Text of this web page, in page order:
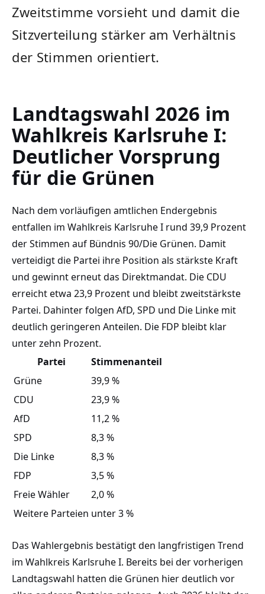
Zweitstimme vorsieht und damit die
Sitzverteilung stärker am Verhältnis
der Stimmen orientiert.
Landtagswahl 2026 im
Wahlkreis Karlsruhe I:
Deutlicher Vorsprung
für die Grünen
Nach dem vorläufigen amtlichen Endergebnis
entfallen im Wahlkreis Karlsruhe I rund 39,9 Prozent
der Stimmen auf Bündnis 90/Die Grünen. Damit
verteidigt die Partei ihre Position als stärkste Kraft
und gewinnt erneut das Direktmandat. Die CDU
erreicht etwa 23,9 Prozent und bleibt zweitstärkste
Partei. Dahinter folgen AfD, SPD und Die Linke mit
deutlich geringeren Anteilen. Die FDP bleibt klar
unter zehn Prozent.
Partei
Stimmenanteil
Grüne
39,9 %
CDU
23,9 %
AfD
11,2 %
SPD
8,3 %
Die Linke
8,3 %
FDP
3,5 %
Freie Wähler
2,0 %
Weitere Parteien unter 3 %
Das Wahlergebnis bestätigt den langfristigen Trend
im Wahlkreis Karlsruhe I. Bereits bei der vorherigen
Landtagswahl hatten die Grünen hier deutlich vor